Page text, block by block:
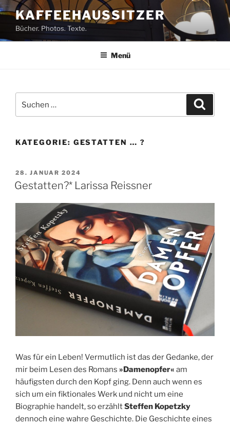
Zum
Inhalt
springen
KAFFEEHAUSSITZER
Bücher. Photos. Texte.
Menü
nach:
KATEGORIE: GESTATTEN … ?
VERÖFFENTLICHT
AM
28. JANUAR 2024
Gestatten?* Larissa Reissner
Was für ein Leben! Vermutlich ist das der Gedanke, der
mir beim Lesen des Romans »Damenopfer« am
häufigsten durch den Kopf ging. Denn auch wenn es
sich um ein fiktionales Werk und nicht um eine
Biographie handelt, so erzähltSteffen Kopetzky
dennoch eine wahre Geschichte. Die Geschichte eines